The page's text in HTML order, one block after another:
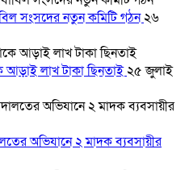
সংসদের নতুন কমিটি গঠন২৬
আড়াই লাখ টাকা ছিনতাই২৫ জুলাই
অভিযানে ২ মাদক ব্যবসায়ীর